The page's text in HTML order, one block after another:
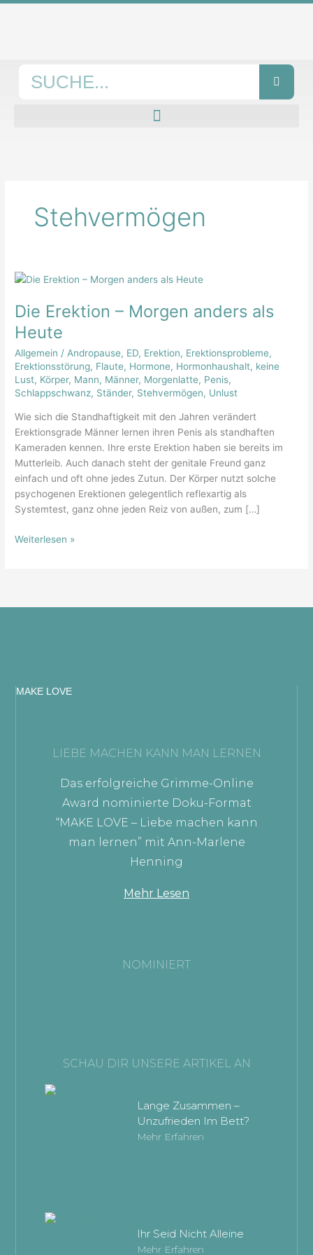
Zum
Stehvermögen
Die Erektion – Morgen anders als
Heute
Allgemein / Andropause, ED, Erektion, Erektionsprobleme,
Erektionsstörung, Flaute, Hormone, Hormonhaushalt, keine
Lust, Körper, Mann, Männer, Morgenlatte, Penis,
Schlappschwanz, Ständer, Stehvermögen, Unlust
Wie sich die Standhaftigkeit mit den Jahren verändert
Erektionsgrade Männer lernen ihren Penis als standhaften
Kameraden kennen. Ihre erste Erektion haben sie bereits im
Mutterleib. Auch danach steht der genitale Freund ganz
einfach und oft ohne jedes Zutun. Der Körper nutzt solche
psychogenen Erektionen gelegentlich reflexartig als
Systemtest, ganz ohne jeden Reiz von außen, zum […]
Die
–
Morgen
anders
als
Heute
Weiterlesen »
MAKE LOVE
LIEBE MACHEN KANN MAN LERNEN
Das erfolgreiche Grimme-Online
Award nominierte Doku-Format
“MAKE LOVE – Liebe machen kann
man lernen” mit Ann-Marlene
Henning
Mehr Lesen
NOMINIERT
SCHAU DIR UNSERE ARTIKEL AN
Lange Zusammen –
Unzufrieden Im Bett?
Mehr Erfahren
Ihr Seid Nicht Alleine
Mehr Erfahren